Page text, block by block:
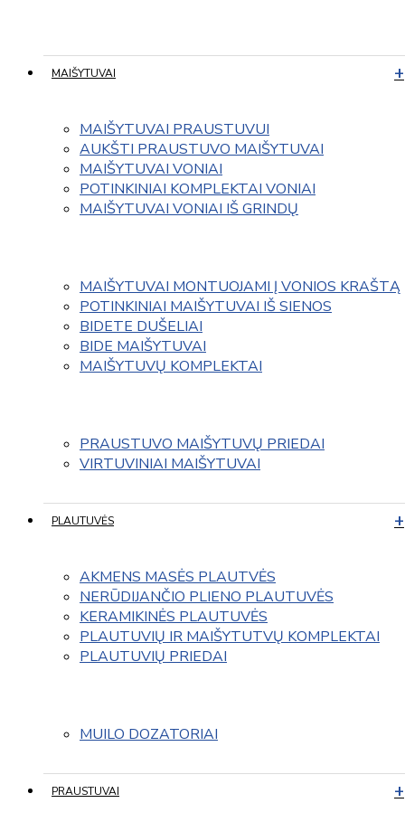
MAIŠYTUVAI
MAIŠYTUVAI PRAUSTUVUI
AUKŠTI PRAUSTUVO MAIŠYTUVAI
MAIŠYTUVAI VONIAI
POTINKINIAI KOMPLEKTAI VONIAI
MAIŠYTUVAI VONIAI IŠ GRINDŲ
MAIŠYTUVAI MONTUOJAMI Į VONIOS KRAŠTĄ
POTINKINIAI MAIŠYTUVAI IŠ SIENOS
BIDETE DUŠELIAI
BIDE MAIŠYTUVAI
MAIŠYTUVŲ KOMPLEKTAI
PRAUSTUVO MAIŠYTUVŲ PRIEDAI
VIRTUVINIAI MAIŠYTUVAI
PLAUTUVĖS
AKMENS MASĖS PLAUTVĖS
NERŪDIJANČIO PLIENO PLAUTUVĖS
KERAMIKINĖS PLAUTUVĖS
PLAUTUVIŲ IR MAIŠYTUTVŲ KOMPLEKTAI
PLAUTUVIŲ PRIEDAI
MUILO DOZATORIAI
PRAUSTUVAI